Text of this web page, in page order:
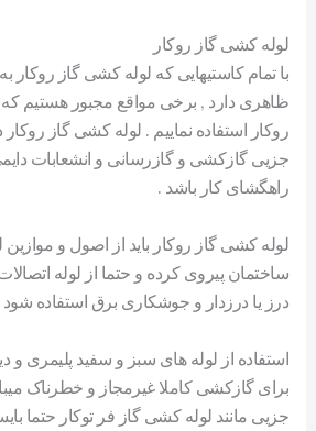
لوله کشی گاز روکار
با تمام کاستیهایی که لوله کشی گاز
ظاهری دارد , برخی مواقع مجبور هستیم که
روکار استفاده نماییم . لوله کشی گاز
جزیی گازکشی و گازرسانی و انشعابات
راهگشای کار باشد .
لوله کشی گاز روکار باید از اصول و موازین
ساختمان پیروی کرده و حتما از لوله
درز یا درزدار و جوشکاری برق استفاده شود
استفاده از لوله های سبز و سفید پلیمری و
برای گازکشی کاملا غیرمجاز و خطرناک
جزیی مانند لوله کشی گاز فر توکار حتما